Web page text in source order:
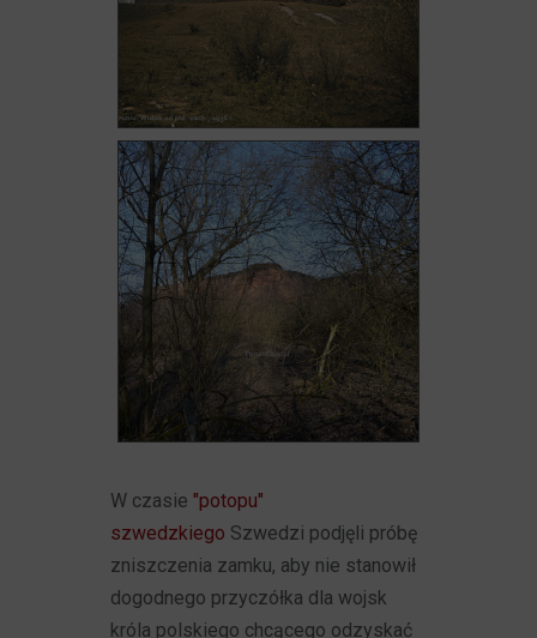
W czasie "potopu"
szwedzkiego Szwedzi podjęli próbę
zniszczenia zamku, aby nie stanowił
dogodnego przyczółka dla wojsk
króla polskiego chcącego odzyskać